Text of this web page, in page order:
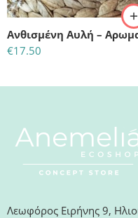
€17.50
Λεωφόρος Ειρήνης 9,